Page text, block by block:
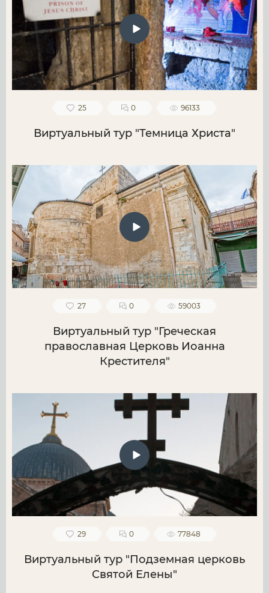
25 0 96133
Виртуальный тур "Темница Христа"
27 0 59003
Виртуальный тур "Греческая
православная Церковь Иоанна
Крестителя"
29 0 77848
Виртуальный тур "Подземная церковь
Святой Елены"